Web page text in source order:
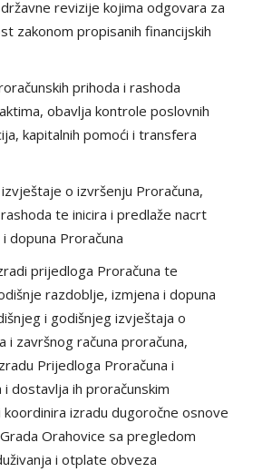
revizije kojima odgovara za
zakonom propisanih financijskih
prihoda i rashoda
obavlja kontrole poslovnih
kapitalnih pomoći i transfera
o izvršenju Proračuna,
te inicira i predlaže nacrt
dopuna Proračuna
prijedloga Proračuna te
razdoblje, izmjena i dopuna
i godišnjeg izvještaja o
i završnog računa proračuna,
Prijedloga Proračuna i
i dostavlja ih proračunskim
koordinira izradu dugoročne osnove
Orahovice sa pregledom
i otplate obveza